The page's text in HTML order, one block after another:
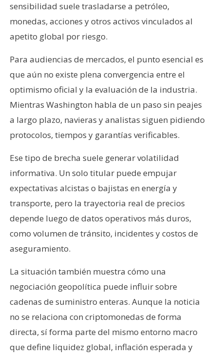
sensibilidad suele trasladarse a petróleo,
monedas, acciones y otros activos vinculados al
apetito global por riesgo.
Para audiencias de mercados, el punto esencial es
que aún no existe plena convergencia entre el
optimismo oficial y la evaluación de la industria.
Mientras Washington habla de un paso sin peajes
a largo plazo, navieras y analistas siguen pidiendo
protocolos, tiempos y garantías verificables.
Ese tipo de brecha suele generar volatilidad
informativa. Un solo titular puede empujar
expectativas alcistas o bajistas en energía y
transporte, pero la trayectoria real de precios
depende luego de datos operativos más duros,
como volumen de tránsito, incidentes y costos de
aseguramiento.
La situación también muestra cómo una
negociación geopolítica puede influir sobre
cadenas de suministro enteras. Aunque la noticia
no se relaciona con criptomonedas de forma
directa, sí forma parte del mismo entorno macro
que define liquidez global, inflación esperada y